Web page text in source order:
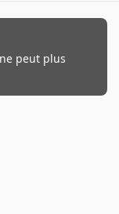
peut plus